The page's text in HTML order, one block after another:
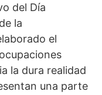
del Día
la
el
la dura realidad
una parte